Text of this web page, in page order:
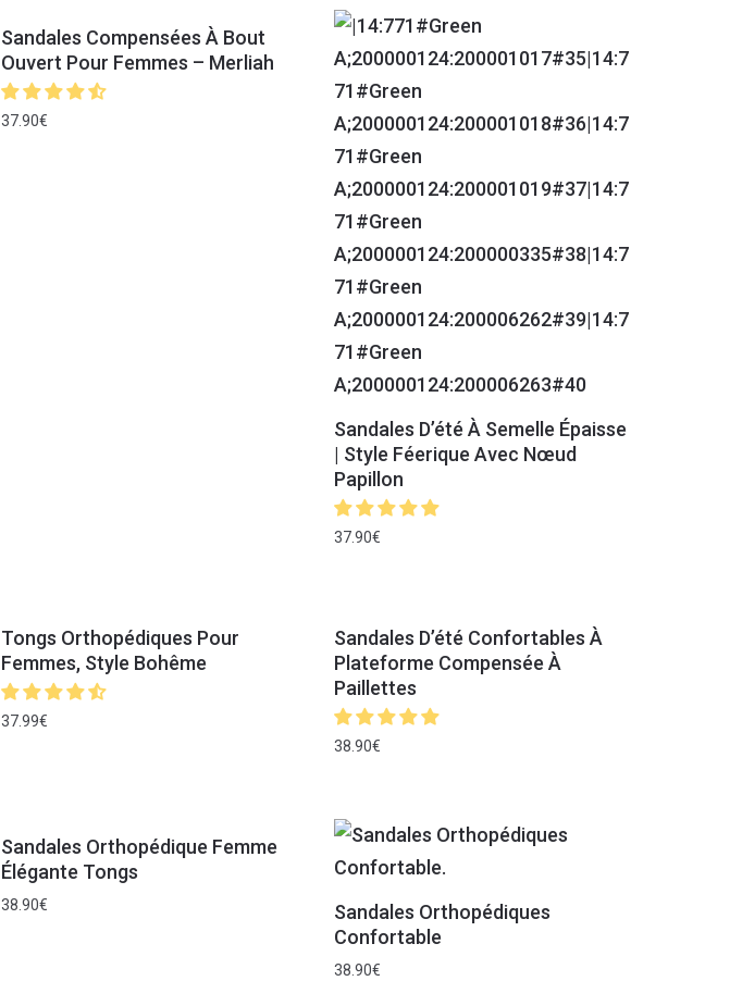
Sandales Compensées À Bout
Ouvert Pour Femmes – Merliah
37.90€
Sandales D’été À Semelle Épaisse
| Style Féerique Avec Nœud
Papillon
37.90€
Tongs Orthopédiques Pour
Femmes, Style Bohême
37.99€
Sandales D’été Confortables À
Plateforme Compensée À
Paillettes
38.90€
Sandales Orthopédique Femme
Élégante Tongs
38.90€
Sandales Orthopédiques
Confortable
38.90€